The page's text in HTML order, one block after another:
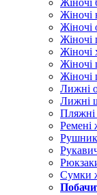
Жіночі
Жіночі
Жіночі
Жіночі
Жіночі
Жіночі
Жіночі
Лижні
Лижні
Пляжні
Ремені
Сумки